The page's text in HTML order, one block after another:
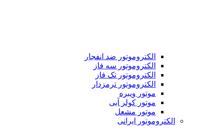
الکتروموتور ضد انفجار
الکتروموتور سه فاز
الکتروموتور تک فاز
الکتروموتور ترمزدار
موتور ویبره
موتور کولر آبی
موتور مشعل
الکتروموتور ایرانی